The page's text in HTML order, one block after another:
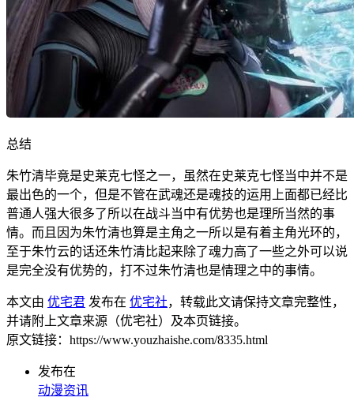
总结
朱竹清毕竟是史莱克七怪之一，虽然在史莱克七怪当中并不是
最出色的一个，但是不管在武魂还是魂技的运用上面都已经比
普通人强大很多了所以在战斗当中有优势也是理所当然的事
情。而且因为朱竹清也算是主角之一所以是有着主角光环的，
至于朱竹云的话还朱竹清比起来除了魂力高了一些之外可以说
是完全没有优势的，打不过朱竹清也是情理之中的事情。
本文由 优宅君 发布在 优宅社，转载此文请保持文章完整性，
并请附上文章来源（优宅社）及本页链接。
原文链接：https://www.youzhaishe.com/8335.html
发布在
动漫资讯